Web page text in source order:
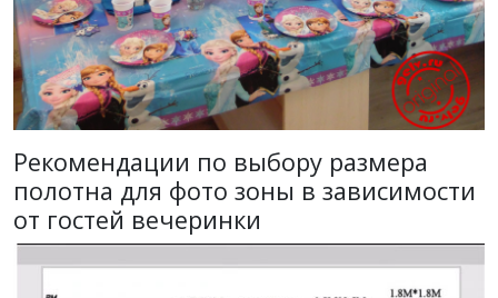
Рекомендации по выбору размера
полотна для фото зоны в зависимости
от гостей вечеринки